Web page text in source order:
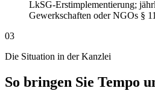
LkSG-Erstimplementierung;
Gewerkschaften oder NGOs §
03
Die Situation in der Kanzlei
So bringen Sie Tempo